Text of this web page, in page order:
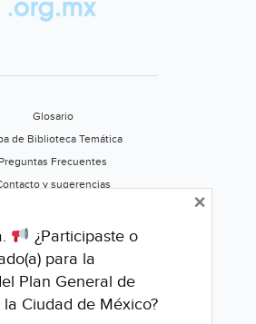
Glosario
de Biblioteca Temática
Preguntas Frecuentes
y sugerencias
Califica este portal
¿Participaste o
para la
Plan General de
Ciudad de México?
×